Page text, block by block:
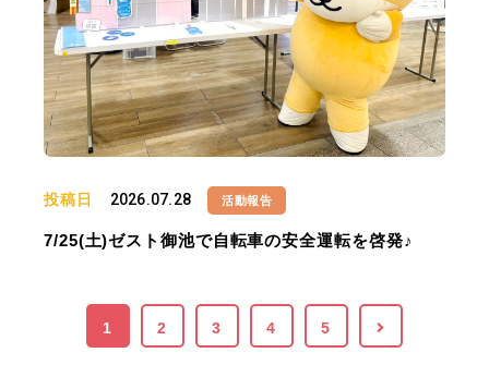
投稿日 2026.07.28 活動報告
7/25(土)ゼスト御池で自転車の安全運転を啓発♪
1 2 3 4 5